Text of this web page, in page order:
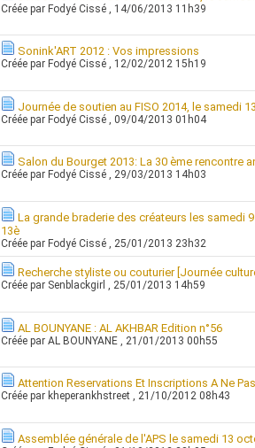
Créée par Fodyé Cissé , 14/06/2013 11h39
Sonink'ART 2012 : Vos impressions
Créée par Fodyé Cissé , 12/02/2012 15h19
Journée de soutien au FISO 2014, le samedi
Créée par Fodyé Cissé , 09/04/2013 01h04
Salon du Bourget 2013: La 30 ème rencontre
Créée par Fodyé Cissé , 29/03/2013 14h03
La grande braderie des créateurs les samedi
13è
Créée par Fodyé Cissé , 25/01/2013 23h32
Recherche styliste ou couturier [Journée
Créée par Senblackgirl , 25/01/2013 14h59
AL BOUNYANE : AL AKHBAR Edition n°56
Créée par AL BOUNYANE , 21/01/2013 00h55
Attention Reservations Et Inscriptions A Ne
Créée par kheperankhstreet , 21/10/2012 08h43
Assemblée générale de l'APS le samedi 13